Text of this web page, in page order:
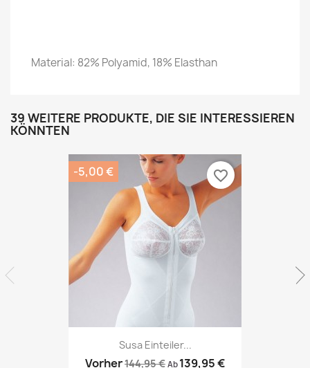
Material: 82% Polyamid, 18% Elasthan
39 WEITERE PRODUKTE, DIE SIE INTERESSIEREN
KÖNNTEN
Susa Einteiler...
Vorher144,95 € Ab 139,95 €
-5,00 € favorite_border